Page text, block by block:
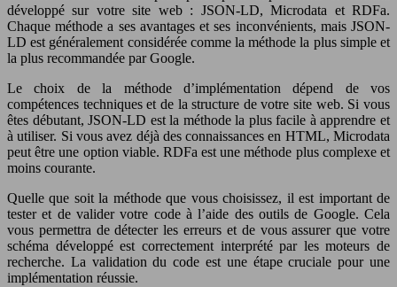
développé sur votre site web : JSON-LD, Microdata et RDFa.
Chaque méthode a ses avantages et ses inconvénients, mais JSON-
LD est généralement considérée comme la méthode la plus simple et
la plus recommandée par Google.
Le choix de la méthode d’implémentation dépend de vos
compétences techniques et de la structure de votre site web. Si vous
êtes débutant, JSON-LD est la méthode la plus facile à apprendre et
à utiliser. Si vous avez déjà des connaissances en HTML, Microdata
peut être une option viable. RDFa est une méthode plus complexe et
moins courante.
Quelle que soit la méthode que vous choisissez, il est important de
tester et de valider votre code à l’aide des outils de Google. Cela
vous permettra de détecter les erreurs et de vous assurer que votre
schéma développé est correctement interprété par les moteurs de
recherche. La validation du code est une étape cruciale pour une
implémentation réussie.